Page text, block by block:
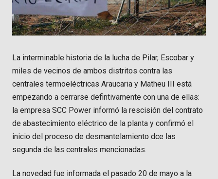
La interminable historia de la lucha de Pilar, Escobar y
miles de vecinos de ambos distritos contra las
centrales termoeléctricas Araucaria y Matheu III está
empezando a cerrarse defintivamente con una de ellas:
la empresa SCC Power informó la rescisión del contrato
de abastecimiento eléctrico de la planta y confirmó el
inicio del proceso de desmantelamiento dce las
segunda de las centrales mencionadas.
La novedad fue informada el pasado 20 de mayo a la